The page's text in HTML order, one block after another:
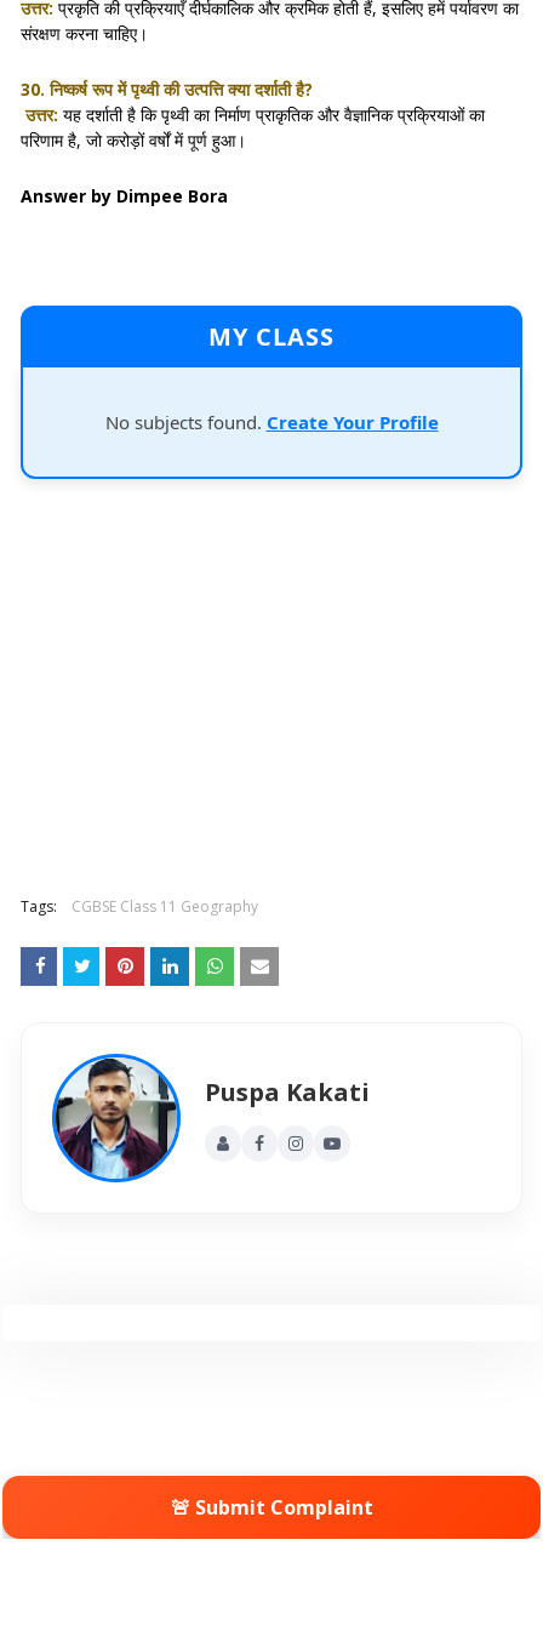
उत्तर: प्रकृति की प्रक्रियाएँ दीर्घकालिक और क्रमिक होती हैं, इसलिए हमें पर्यावरण का
संरक्षण करना चाहिए।
30. निष्कर्ष रूप में पृथ्वी की उत्पत्ति क्या दर्शाती है?
उत्तर: यह दर्शाती है कि पृथ्वी का निर्माण प्राकृतिक और वैज्ञानिक प्रक्रियाओं का
परिणाम है, जो करोड़ों वर्षों में पूर्ण हुआ।
Answer by Dimpee Bora
MY CLASS
No subjects found. Create Your Profile
Tags: CGBSE Class 11 Geography
Puspa Kakati
🚨 Submit Complaint